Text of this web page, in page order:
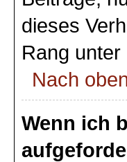
dieses
Rang
Nach
Wenn ich